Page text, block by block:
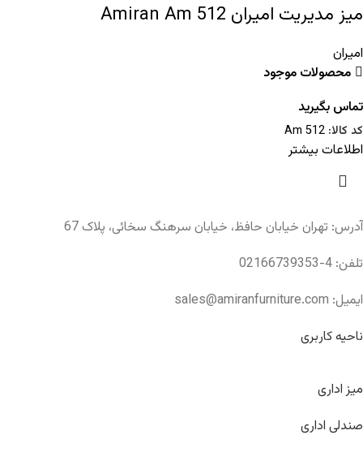
میز مدیریت امیران Amiran Am 512
امیران
محصولات موجود
تماس بگیرید
کد کالا: Am 512
اطلاعات بیشتر
آدرس: تهران خیابان حافظ، خیابان سرهنگ سخائی، پلاک 67
تلفن: 4-02166739353
ایمیل: sales@amiranfurniture.com
ناحیه کاربری
میز اداری
صندلی اداری